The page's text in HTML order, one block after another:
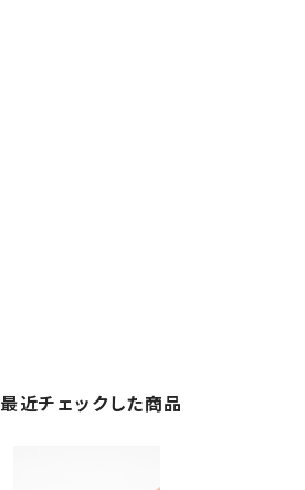
最近チェックした商品